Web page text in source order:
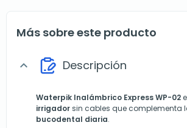
Más sobre este producto
expand_more Descripción
Waterpik Inalámbrico Express WP-02
irrigadorsin cables que complementa
bucodental diaria.